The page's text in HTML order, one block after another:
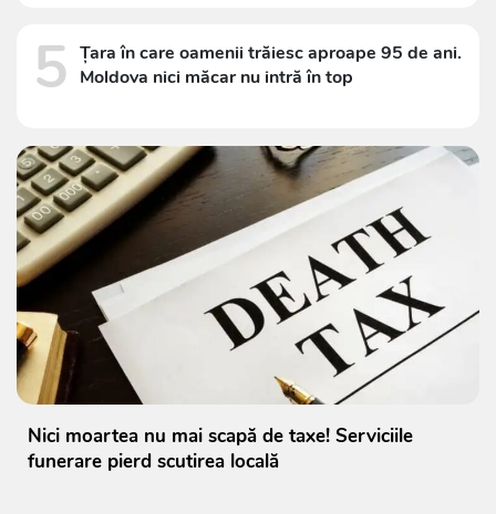
5 Țara în care oamenii trăiesc aproape 95 de ani.
Moldova nici măcar nu intră în top
Nici moartea nu mai scapă de taxe! Serviciile
funerare pierd scutirea locală